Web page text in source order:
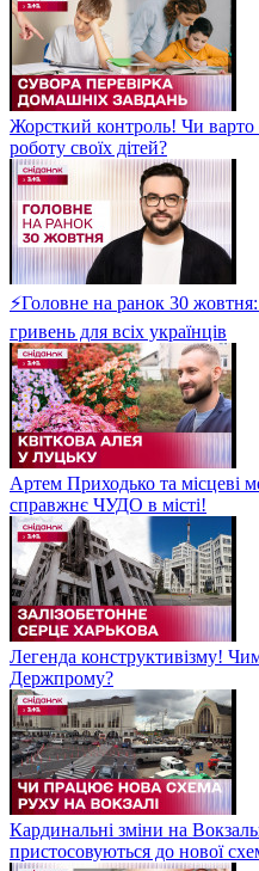
Жорсткий контроль! Чи
роботу своїх дітей?
⚡Головне на ранок 30
гривень для всіх українців
Артем Приходько та місцеві
справжнє ЧУДО в місті!
Легенда конструктивізму!
Держпрому?
Кардинальні зміни на
пристосовуються до нової